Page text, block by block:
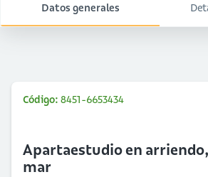
Datos generales
Código: 8451-6653434
Apartaestudio en
mar